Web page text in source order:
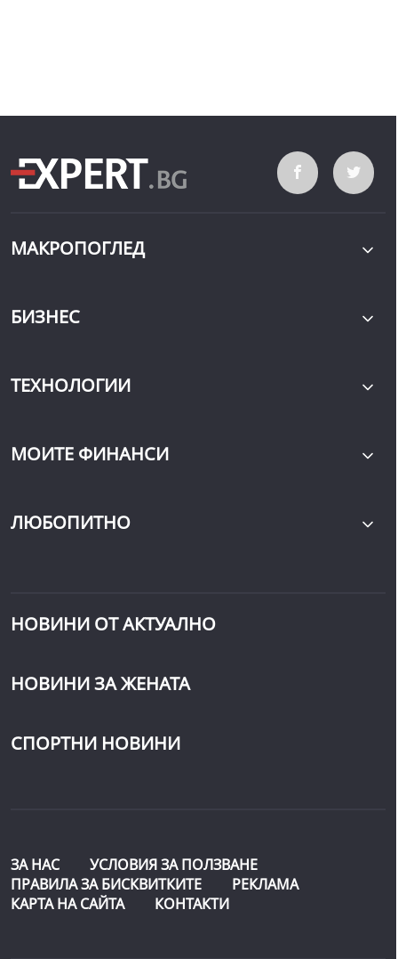
МАКРОПОГЛЕД
БИЗНЕС
ТЕХНОЛОГИИ
МОИТЕ ФИНАНСИ
ЛЮБОПИТНО
НОВИНИ ОТ АКТУАЛНО
НОВИНИ ЗА ЖЕНАТА
СПОРТНИ НОВИНИ
ЗА НАС
УСЛОВИЯ ЗА ПОЛЗВАНЕ
ПРАВИЛА ЗА БИСКВИТКИТЕ
РЕКЛАМА
КАРТА НА САЙТА
КОНТАКТИ